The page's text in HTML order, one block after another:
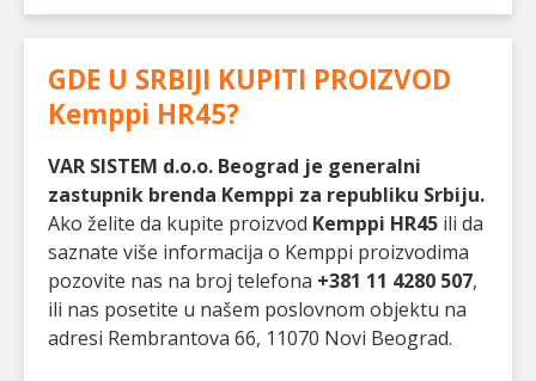
GDE U SRBIJI KUPITI PROIZVOD
Kemppi HR45?
VAR SISTEM d.o.o. Beograd je generalni
zastupnik brenda Kemppi za republiku Srbiju.
Ako želite da kupite proizvod Kemppi HR45 ili da
saznate više informacija o Kemppi proizvodima
pozovite nas na broj telefona +381 11 4280 507,
ili nas posetite u našem poslovnom objektu na
adresi Rembrantova 66, 11070 Novi Beograd.